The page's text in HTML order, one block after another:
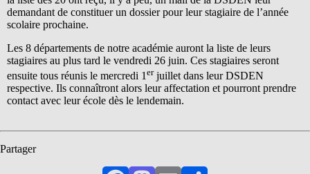
demandant de constituer un dossier pour leur stagiaire de l’année
scolaire prochaine.
Les 8 départements de notre académie auront la liste de leurs
stagiaires au plus tard le vendredi 26 juin. Ces stagiaires seront
ensuite tous réunis le mercredi 1 erjuillet dans leur DSDEN
respective. Ils connaîtront alors leur affectation et pourront prendre
contact avec leur école dès le lendemain.
Partager